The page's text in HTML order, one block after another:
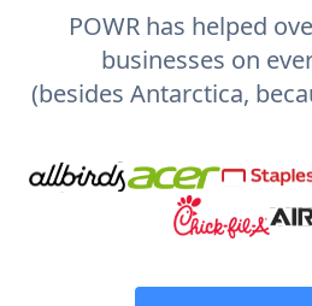
POWR has helped
businesses on
(besides Antarctica,